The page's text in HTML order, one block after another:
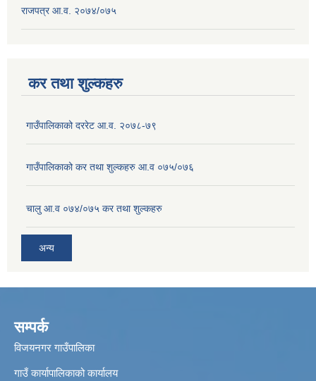
राजपत्र आ.व. २०७४/०७५
कर तथा शुल्कहरु
गाउँपालिकाको दररेट आ.व. २०७८-७९
गाउँपालिकाको कर तथा शुल्कहरु आ.व ०७५/०७६
चालु आ.व ०७४/०७५ कर तथा शुल्कहरु
अन्य
सम्पर्क
विजयनगर गाउँपालिका
गाउँ कार्यापालिकाको कार्यालय